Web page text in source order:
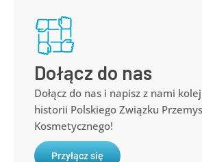
Dołącz do nas
Dołącz do nas i napisz z nami
historii Polskiego Związku
Kosmetycznego!
Przyłącz się